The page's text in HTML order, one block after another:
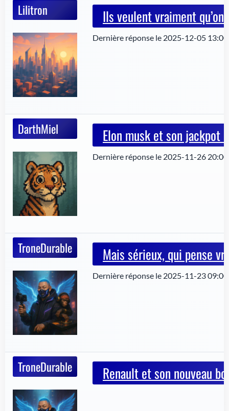
Lilitron Ils veulent vraiment
Dernière réponse le 2025-12-05
DarthMiel Elon musk et son jackpot
Dernière réponse le 2025-11-26
TroneDurable Mais sérieux, qui pense
Dernière réponse le 2025-11-23
TroneDurable Renault et son nouveau